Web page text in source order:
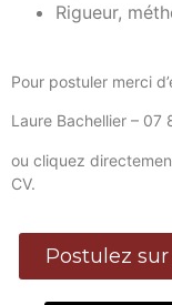
Rigueur,
Pour postuler merci
Laure Bachellier – 07
ou cliquez
CV.
Postulez